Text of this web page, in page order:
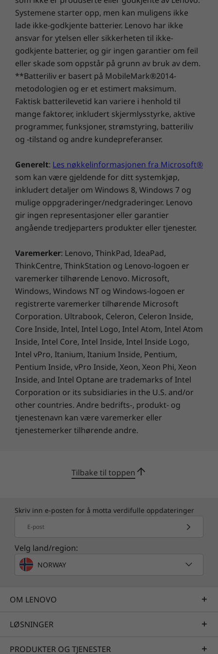
Spesifikasjonene kan variere avhengig av
region/modell.
Lenovo 100w Gen 4 (11″ Intel)
45W strømadapter
Hurtigstartveiledning
Systemene starter opp, men kan muligens ikke
lade ikke-godkjente batterier. Lenovo har ikke
ansvar for ytelsen eller sikkerheten til ikke-
godkjente batterier, og gir ingen garantier om feil
eller skade som oppstår på grunn av bruk av dem.
**Batteriliv er basert på MobileMark®2014-
metodologien og er et estimert maksimum.
Faktisk batterilevetid kan variere i henhold til
mange faktorer, inkludert skjermlysstyrke, aktive
programmer, funksjoner, strømstyring, batteriliv
og -tilstand og andre kundepreferanser.
Generelt: Les nøkkelinformasjonen fra Microsoft®
som kan være gjeldende for ditt systemkjøp,
inkludert detaljer om Windows 8, Windows 7 og
mulige oppgraderinger/nedgraderinger. Lenovo
gir ingen representasjoner eller garantier
angående tredjeparters produkter eller tjenester.
Varemerker: Lenovo, ThinkPad, IdeaPad,
ThinkCentre, ThinkStation og Lenovo-logoen er
varemerker tilhørende Lenovo. Microsoft,
Windows, Windows NT og Windows-logoen er
registrerte varemerker tilhørende Microsoft
Corporation. Ultrabook, Celeron, Celeron Inside,
Core Inside, Intel, Intel Logo, Intel Atom, Intel Atom
Inside, Intel Core, Intel Inside, Intel Inside Logo,
Intel vPro, Itanium, Itanium Inside, Pentium,
Pentium Inside, vPro Inside, Xeon, Xeon Phi, Xeon
Inside, and Intel Optane are trademarks of Intel
Corporation or its subsidiaries in the U.S. and/or
other countries. Andre bedrifts-, produkt- og
tjenestenavn kan være varemerker eller
tjenestemerker tilhørende andre.
Tilbake til toppen
Skriv inn e-posten for å motta verdifulle oppdateringer
E-post
Velg land/region:
NORWAY
OM LENOVO
LØSNINGER
PRODUKTER OG TJENESTER